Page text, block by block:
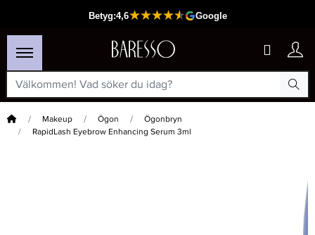
Hem Makeup Ögon
Ögonbryn
RapidLash Eyebrow Enhancing Serum 3ml